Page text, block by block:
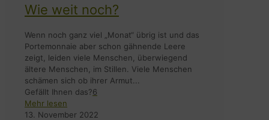
Wie weit noch?
Wenn noch ganz viel „Monat“ übrig ist und das
Portemonnaie aber schon gähnende Leere
zeigt, leiden viele Menschen, überwiegend
ältere Menschen, im Stillen. Viele Menschen
schämen sich ob ihrer Armut...
Gefällt Ihnen das?6
Mehr lesen
13. November 2022